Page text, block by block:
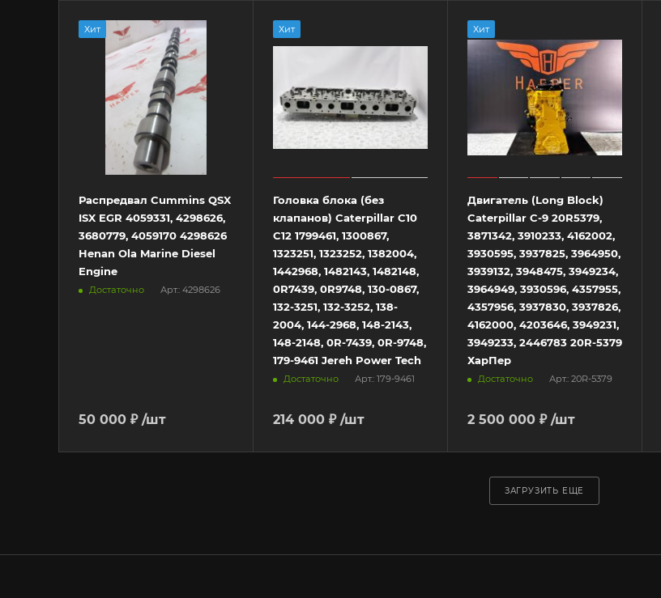
Хит
Распредвал Cummins QSX
ISX EGR 4059331, 4298626,
3680779, 4059170 4298626
Henan Ola Marine Diesel
Engine
Достаточно Арт.: 4298626
50 000 ₽ /шт
Хит
Головка блока (без
клапанов) Caterpillar C10
C12 1799461, 1300867,
1323251, 1323252, 1382004,
1442968, 1482143, 1482148,
0R7439, 0R9748, 130-0867,
132-3251, 132-3252, 138-
2004, 144-2968, 148-2143,
148-2148, 0R-7439, 0R-9748,
179-9461 Jereh Power Tech
Достаточно Арт.: 179-9461
214 000 ₽ /шт
Хит
Двигатель (Long Block)
Caterpillar C-9 20R5379,
3871342, 3910233, 4162002,
3930595, 3937825, 3964950,
3939132, 3948475, 3949234,
3964949, 3930596, 4357955,
4357956, 3937830, 3937826,
4162000, 4203646, 3949231,
3949233, 2446783 20R-5379
ХарПер
Достаточно Арт.: 20R-5379
2 500 000 ₽ /шт
ЗАГРУЗИТЬ ЕЩЕ